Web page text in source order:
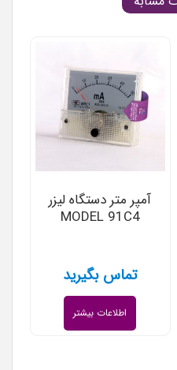
آمپر متر دستگاه لیزر
MODEL 91C4
تماس بگیرید
اطلاعات بیشتر